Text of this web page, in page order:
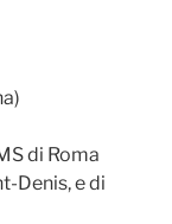
di Roma
Denis, e di